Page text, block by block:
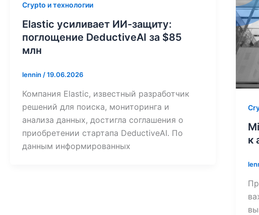
Crypto и технологии
Elastic усиливает ИИ-защиту:
поглощение DeductiveAI за $85
млн
lennin /19.06.2026
Компания Elastic, известный разработчик
решений для поиска, мониторинга и
анализа данных, достигла соглашения о
приобретении стартапа DeductiveAI. По
данным информированных
к